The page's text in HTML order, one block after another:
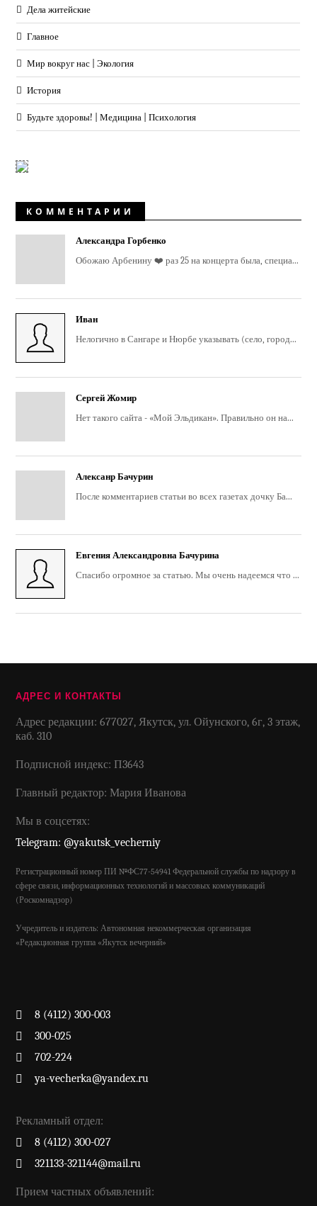
Дела житейские
Главное
Мир вокруг нас | Экология
История
Будьте здоровы! | Медицина | Психология
КОММЕНТАРИИ
Александра Горбенко
Обожаю Арбенину ❤️ раз 25 на концерта была, специа...
Иван
Нелогично в Сангаре и Нюрбе указывать (село, город...
Сергей Жомир
Нет такого сайта - «Мой Эльдикан». Правильно он на...
Алексанр Бачурин
После комментариев статьи во всех газетах дочку Ба...
Евгения Александровна Бачурина
Спасибо огромное за статью. Мы очень надеемся что ...
АДРЕС И КОНТАКТЫ
Адрес редакции: 677027, Якутск, ул. Ойунского, 6г, 3 этаж,
каб. 310
Подписной индекс: П3643
Главный редактор: Мария Иванова
Мы в соцсетях:
Telegram: @yakutsk_vecherniy
Регистрационный номер ПИ №ФС77-54941 Федеральной службы по надзору в
сфере связи, информационных технологий и массовых коммуникаций
(Роскомнадзор)
Учредитель и издатель: Автономная некоммерческая организация
«Редакционная группа «Якутск вечерний»
8 (4112) 300-003
300-025
702-224
ya-vecherka@yandex.ru
Рекламный отдел:
8 (4112) 300-027
321133-321144@mail.ru
Прием частных объявлений: